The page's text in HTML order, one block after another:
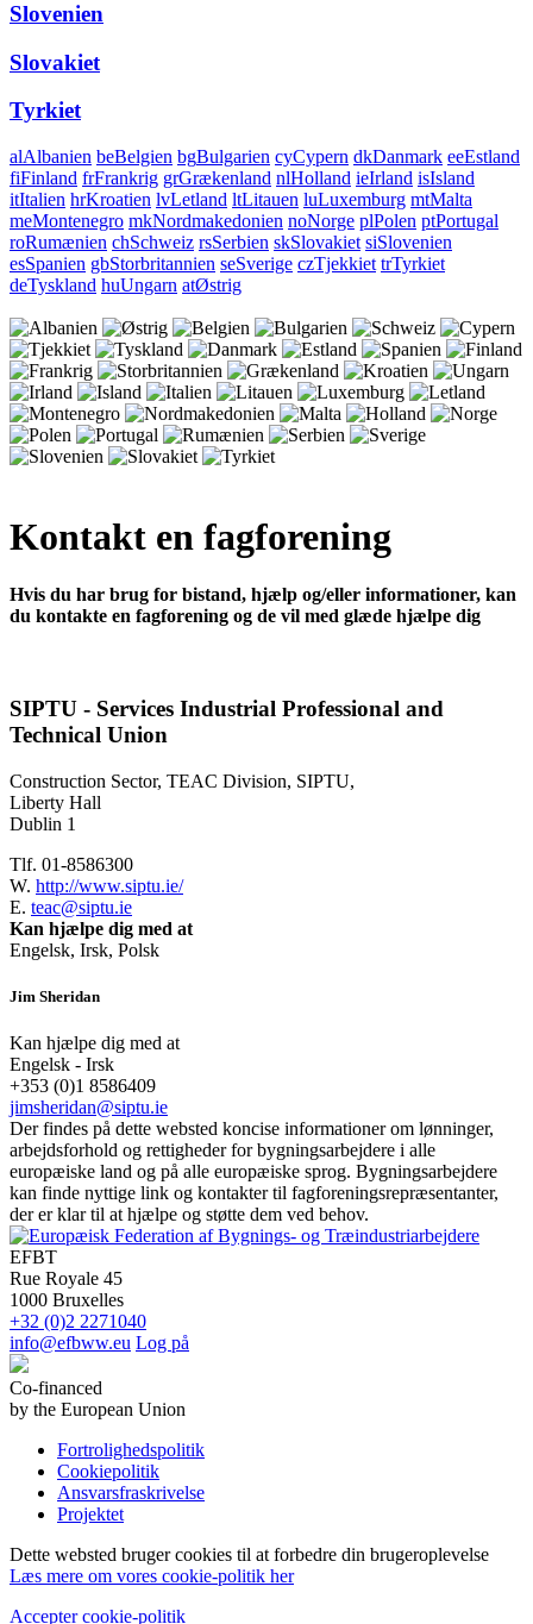
Slovenien
Slovakiet
Tyrkiet
alAlbanien beBelgien bgBulgarien cyCypern dkDanmark eeEstland
fiFinland frFrankrig grGrækenland nlHolland ieIrland isIsland
itItalien hrKroatien lvLetland ltLitauen luLuxemburg mtMalta
meMontenegro mkNordmakedonien noNorge plPolen ptPortugal
roRumænien chSchweiz rsSerbien skSlovakiet siSlovenien
esSpanien gbStorbritannien seSverige czTjekkiet trTyrkiet
deTyskland huUngarn atØstrig
Kontakt en fagforening
Hvis du har brug for bistand, hjælp og/eller informationer, kan
du kontakte en fagforening og de vil med glæde hjælpe dig
SIPTU - Services Industrial Professional and
Technical Union
Construction Sector, TEAC Division, SIPTU,
Liberty Hall
Dublin 1
Tlf. 01-8586300
W. http://www.siptu.ie/
E. teac@siptu.ie
Kan hjælpe dig med at
Engelsk, Irsk, Polsk
Jim Sheridan
Kan hjælpe dig med at
Engelsk - Irsk
+353 (0)1 8586409
jimsheridan@siptu.ie
Der findes på dette websted koncise informationer om lønninger,
arbejdsforhold og rettigheder for bygningsarbejdere i alle
europæiske land og på alle europæiske sprog. Bygningsarbejdere
kan finde nyttige link og kontakter til fagforeningsrepræsentanter,
der er klar til at hjælpe og støtte dem ved behov.
EFBT
Rue Royale 45
1000 Bruxelles
+32 (0)2 2271040
info@efbww.eu Log på
Co-financed
by the European Union
Fortrolighedspolitik
Cookiepolitik
Ansvarsfraskrivelse
Projektet
Dette websted bruger cookies til at forbedre din brugeroplevelse
Læs mere om vores cookie-politik her
Accepter cookie-politik